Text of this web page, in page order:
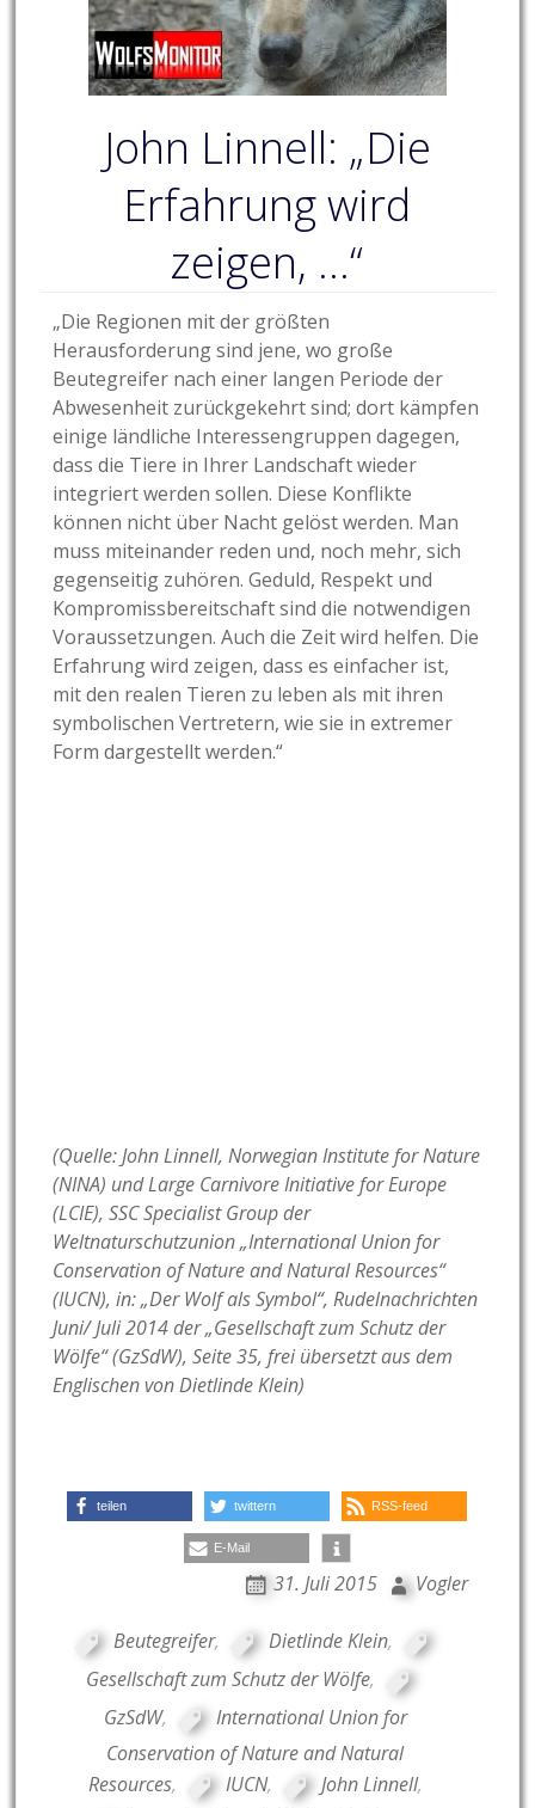
John Linnell: „Die
Erfahrung wird
zeigen, …“
„Die Regionen mit der größten
Herausforderung sind jene, wo große
Beutegreifer nach einer langen Periode der
Abwesenheit zurückgekehrt sind; dort kämpfen
einige ländliche Interessengruppen dagegen,
dass die Tiere in Ihrer Landschaft wieder
integriert werden sollen. Diese Konflikte
können nicht über Nacht gelöst werden. Man
muss miteinander reden und, noch mehr, sich
gegenseitig zuhören. Geduld, Respekt und
Kompromissbereitschaft sind die notwendigen
Voraussetzungen. Auch die Zeit wird helfen. Die
Erfahrung wird zeigen, dass es einfacher ist,
mit den realen Tieren zu leben als mit ihren
symbolischen Vertretern, wie sie in extremer
Form dargestellt werden.“
(Quelle: John Linnell, Norwegian Institute for Nature
(NINA) und Large Carnivore Initiative for Europe
(LCIE), SSC Specialist Group der
Weltnaturschutzunion „International Union for
Conservation of Nature and Natural Resources“
(IUCN), in: „Der Wolf als Symbol“, Rudelnachrichten
Juni/ Juli 2014 der „Gesellschaft zum Schutz der
Wölfe“ (GzSdW), Seite 35, frei übersetzt aus dem
Englischen von Dietlinde Klein)
teilen twittern RSS-feed
E-Mail
31. Juli 2015 Vogler
Beutegreifer, Dietlinde Klein,
Gesellschaft zum Schutz der Wölfe,
GzSdW,
International Union for
Conservation of Nature and Natural
Resources, IUCN, John Linnell,